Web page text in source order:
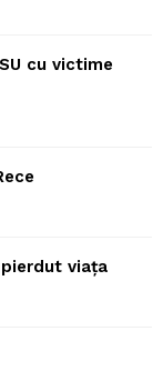
cu victime
viața